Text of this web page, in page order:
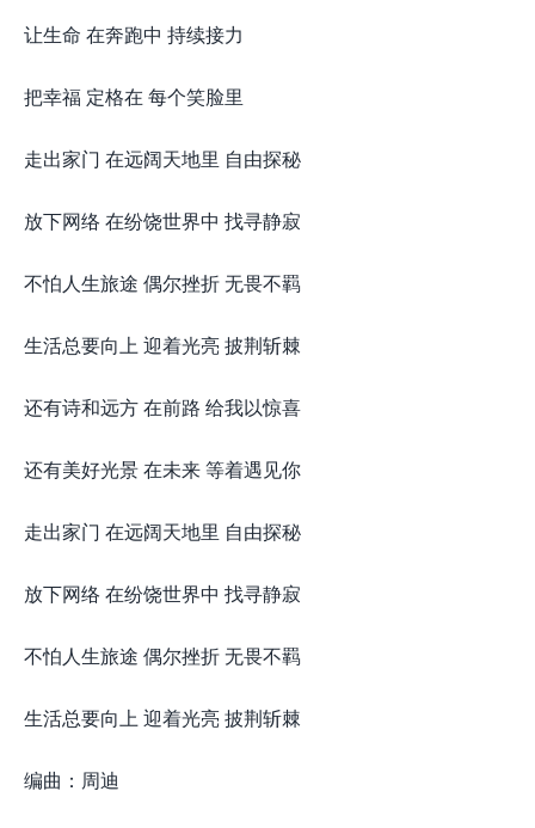
让生命 在奔跑中 持续接力
把幸福 定格在 每个笑脸里
走出家门 在远阔天地里 自由探秘
放下网络 在纷饶世界中 找寻静寂
不怕人生旅途 偶尔挫折 无畏不羁
生活总要向上 迎着光亮 披荆斩棘
还有诗和远方 在前路 给我以惊喜
还有美好光景 在未来 等着遇见你
走出家门 在远阔天地里 自由探秘
放下网络 在纷饶世界中 找寻静寂
不怕人生旅途 偶尔挫折 无畏不羁
生活总要向上 迎着光亮 披荆斩棘
编曲：周迪